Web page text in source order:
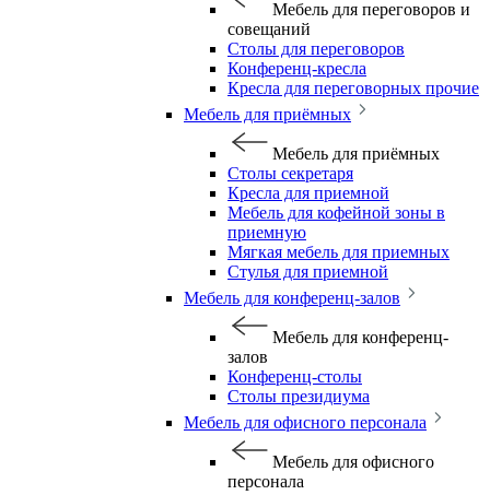
Мебель для переговоров и
совещаний
Столы для переговоров
Конференц-кресла
Кресла для переговорных прочие
Мебель для приёмных
Мебель для приёмных
Столы секретаря
Кресла для приемной
Мебель для кофейной зоны в
приемную
Мягкая мебель для приемных
Стулья для приемной
Мебель для конференц-залов
Мебель для конференц-
залов
Конференц-столы
Столы президиума
Мебель для офисного персонала
Мебель для офисного
персонала